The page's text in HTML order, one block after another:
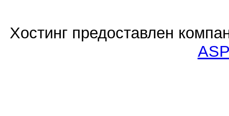
Хостинг предоставлен